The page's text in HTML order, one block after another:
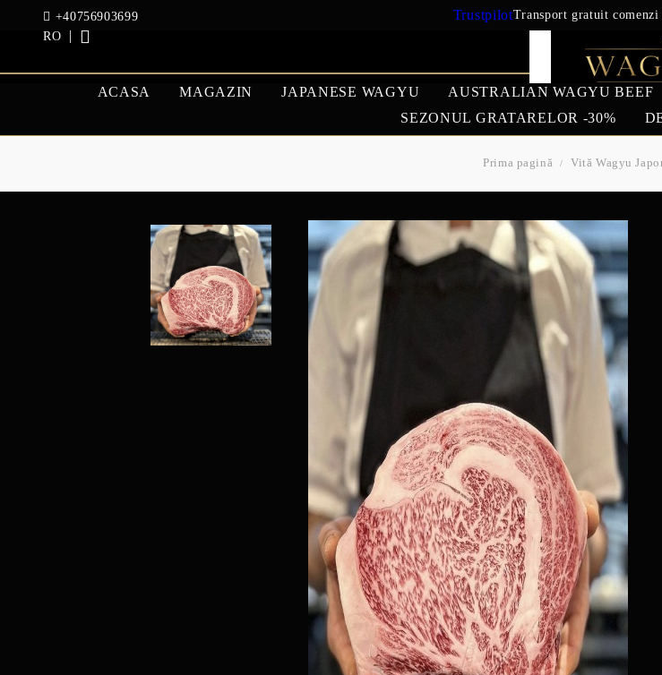
+40756903699 TrustpilotTransport gratuit comenzi
RO
ACASA MAGAZIN
US Prime Beef
South American beef
GASCA SI RATA REDUCERI
JAPANESE WAGYU AUSTRALIAN WAGYU BEEF
SEZONUL GRATARELOR -30%
Prima pagină Vită Wagyu